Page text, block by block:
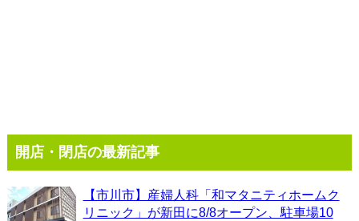
開店・閉店の最新記事
【市川市】産婦人科「和マタニティホームク
リニック」が新田に8/8オープン、駐車場10